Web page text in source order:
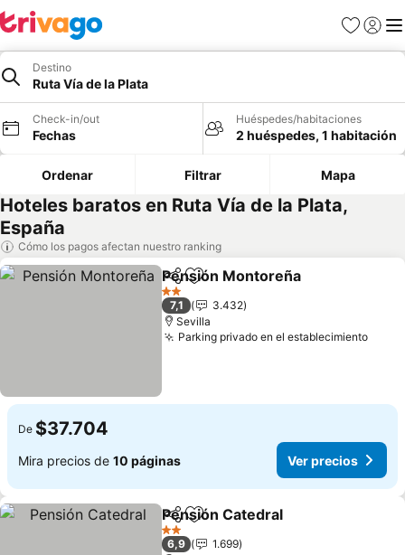
Favoritos
Iniciar
Destino
Ruta Vía de la Plata
Check-in/out
Fechas
Huéspedes/habitaciones
2 huéspedes, 1 habitación
Ordenar Filtrar Mapa
Hoteles baratos en Ruta Vía de la Plata,
España
Cómo los pagos afectan nuestro ranking
CompartirAgregar a favoritos
Pensión Montoreña
2 Estrellas
7,1
3.432
Sevilla
Parking privado en el establecimientoVer
De $37.704
Mira precios de 10 páginas Ver precios
CompartirAgregar a favoritos
Pensión Catedral
2 Estrellas
6,9
1.699